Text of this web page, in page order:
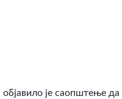
је саопштење да